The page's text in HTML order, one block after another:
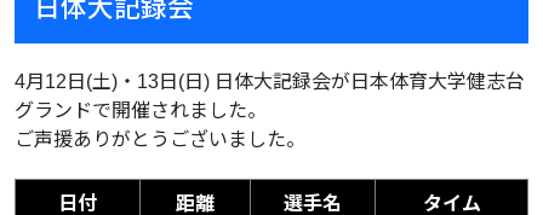
日体大記録会
4月12日(土)・13日(日) 日体大記録会が日本体育大学健志台
グランドで開催されました。
ご声援ありがとうございました。
日付 距離 選手名 タイム